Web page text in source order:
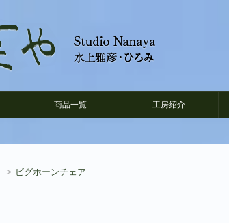
商品一覧 工房紹介
> ビグホーンチェア